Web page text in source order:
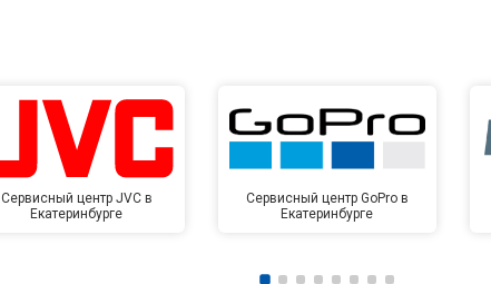
Сервисный центр JVC в
Екатеринбурге
Сервисный центр GoPro в
Екатеринбурге